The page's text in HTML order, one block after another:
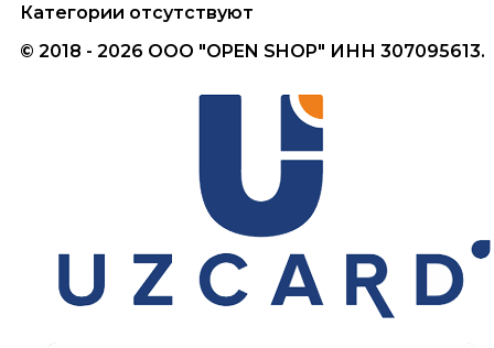
Категории отсутствуют
© 2018 - 2026 ООО "OPEN SHOP" ИНН 307095613.